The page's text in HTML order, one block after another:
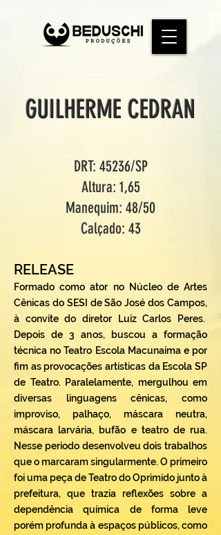
GUILHERME CEDRAN
DRT: 45236/SP
Altura: 1,65
Manequim: 48/50
Calçado: 43
RELEASE
Formado como ator no Núcleo de Artes
Cênicas do SESI de São José dos Campos,
à convite do diretor Luiz Carlos Peres.
Depois de 3 anos, buscou a formação
técnica no Teatro Escola Macunaíma e por
fim as provocações artísticas da Escola SP
de Teatro. Paralelamente, mergulhou em
diversas linguagens cênicas, como
improviso, palhaço, máscara neutra,
máscara larvária, bufão e teatro de rua.
Nesse período desenvolveu dois trabalhos
que o marcaram singularmente. O primeiro
foi uma peça de Teatro do Oprimido junto à
prefeitura, que trazia reflexões sobre a
dependência química de forma leve
porém profunda à espaços públicos, como